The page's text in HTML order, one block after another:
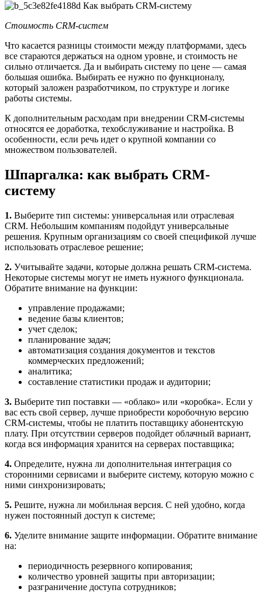
Стоимость CRM-систем
Что касается разницы стоимости между платформами, здесь
все стараются держаться на одном уровне, и стоимость не
сильно отличается. Да и выбирать систему по цене — самая
большая ошибка. Выбирать ее нужно по функционалу,
который заложен разработчиком, по структуре и логике
работы системы.
К дополнительным расходам при внедрении CRM-системы
относятся ее доработка, техобслуживание и настройка. В
особенности, если речь идет о крупной компании со
множеством пользователей.
Шпаргалка: как выбрать CRM-
систему
1. Выберите тип системы: универсальная или отраслевая
CRM. Небольшим компаниям подойдут универсальные
решения. Крупным организациям со своей спецификой лучше
использовать отраслевое решение;
2. Учитывайте задачи, которые должна решать CRM-система.
Некоторые системы могут не иметь нужного функционала.
Обратите внимание на функции:
управление продажами;
ведение базы клиентов;
учет сделок;
планирование задач;
автоматизация создания документов и текстов
коммерческих предложений;
аналитика;
составление статистики продаж и аудитории;
3. Выберите тип поставки — «облако» или «коробка». Если у
вас есть свой сервер, лучше приобрести коробочную версию
CRM-системы, чтобы не платить поставщику абонентскую
плату. При отсутствии серверов подойдет облачный вариант,
когда вся информация хранится на серверах поставщика;
4. Определите, нужна ли дополнительная интеграция со
сторонними сервисами и выберите систему, которую можно с
ними синхронизировать;
5. Решите, нужна ли мобильная версия. С ней удобно, когда
нужен постоянный доступ к системе;
6. Уделите внимание защите информации. Обратите внимание
на:
периодичность резервного копирования;
количество уровней защиты при авторизации;
разграничение доступа сотрудников;